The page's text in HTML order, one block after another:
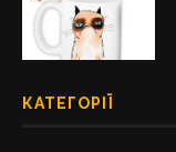
КАТЕГОРІЇ